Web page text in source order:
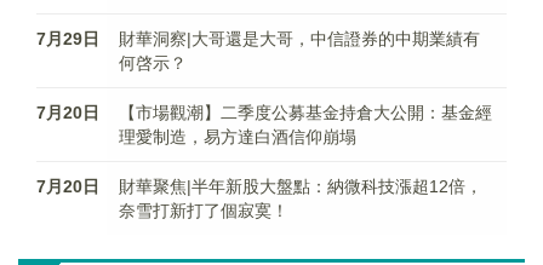
7月29日
財華洞察|大哥還是大哥，中信證券的中期業績有
何啓示？
7月20日
【市場觀潮】二季度公募基金持倉大公開：基金經
理愛制造，易方達白酒信仰崩塌
7月20日
財華聚焦|半年新股大盤點：納微科技漲超12倍，
奈雪打新打了個寂寞！